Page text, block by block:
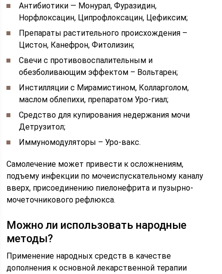
Антибиотики — Монурал, Фуразидин,
Норфлоксацин, Ципрофлоксацин, Цефиксим;
Препараты растительного происхождения –
Цистон, Канефрон, Фитолизин;
Свечи с противовоспалительным и
обезболивающим эффектом – Вольтарен;
Инстилляции с Мирамистином, Колларголом,
маслом облепихи, препаратом Уро-гиал;
Средство для купирования недержания мочи
Детрузитол;
Иммуномодуляторы – Уро-вакс.
Самолечение может привести к осложнениям,
подъему инфекции по мочеиспускательному каналу
вверх, присоединению пиелонефрита и пузырно-
мочеточникового рефлюкса.
Можно ли использовать народные
методы?
Применение народных средств в качестве
дополнения к основной лекарственной терапии